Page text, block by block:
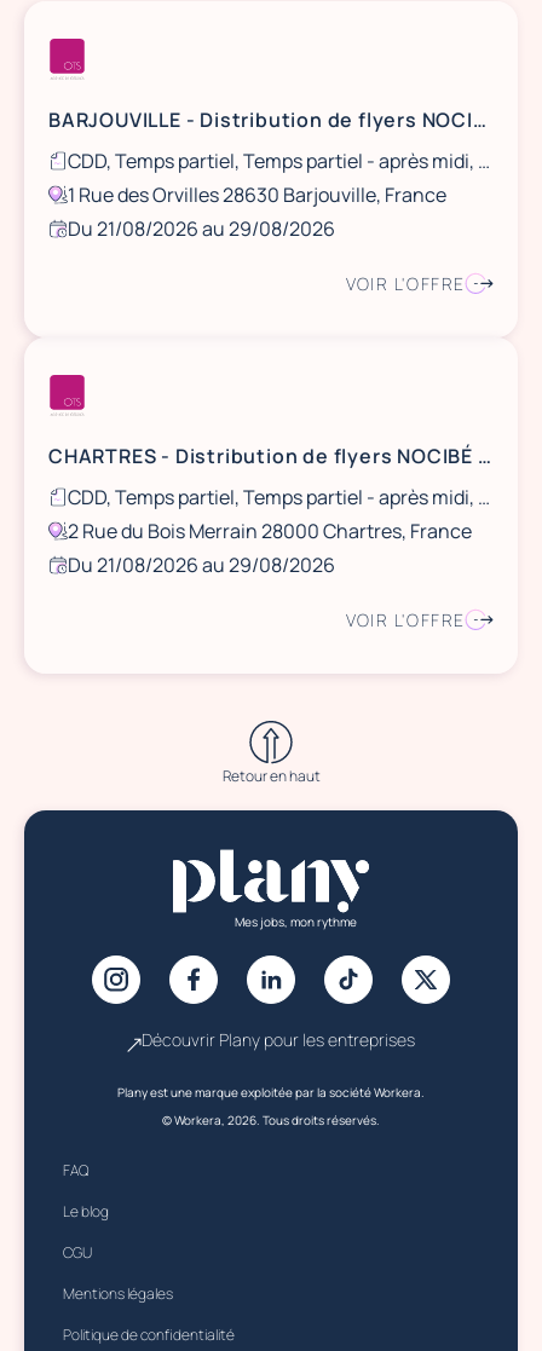
BARJOUVILLE - Distribution de flyers NOCIBÉ - 21 et 22 août / 28 et 29 août
CDD, Temps partiel, Temps partiel - après midi, Ponctuel
1 Rue des Orvilles 28630 Barjouville, France
Du 21/08/2026 au 29/08/2026
VOIR L'OFFRE
CHARTRES - Distribution de flyers NOCIBÉ - 21 et 22 août / 28 et 29 août
CDD, Temps partiel, Temps partiel - après midi, Ponctuel
2 Rue du Bois Merrain 28000 Chartres, France
Du 21/08/2026 au 29/08/2026
VOIR L'OFFRE
Retour en haut
Mes jobs, mon rythme
Découvrir Plany pour les entreprises
Plany est une marque exploitée par la société Workera.
© Workera, 2026. Tous droits réservés.
FAQ
Le blog
CGU
Mentions légales
Politique de confidentialité